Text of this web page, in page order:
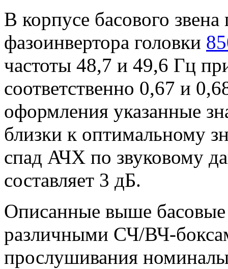
В корпусе басового
фазоинвертора головки
частоты 48,7 и 49,6 Гц
соответственно 0,67 и
оформления указанные
близки к оптимальному
спад АЧХ по звуковому
составляет 3 дБ.
Описанные выше басовые
различными СЧ/ВЧ-
прослушивания